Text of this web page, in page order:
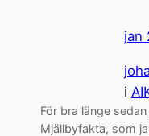
jan
i
För bra länge
Mjällbyfakta, som